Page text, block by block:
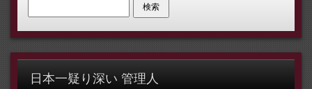
日本一疑り深い 管理人